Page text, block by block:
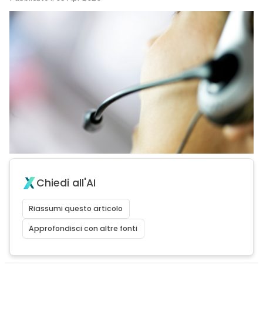
Chiedi all'AI
Riassumi questo articolo
Approfondisci con altre fonti